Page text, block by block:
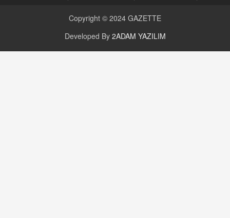
GÜNLÜK BURÇ YORUMU
Copyright © 2024 GAZETTE
Developed By 2ADAM YAZILIM